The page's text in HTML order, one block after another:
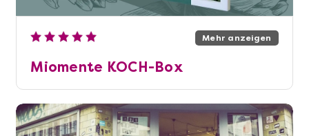
Mehr anzeigen
Miomente KOCH-Box